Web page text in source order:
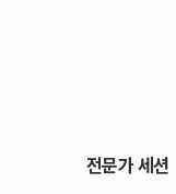
전문가 세션